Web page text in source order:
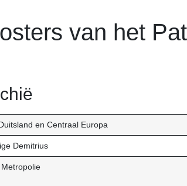
van het
en Centraal Europa
Demitrius